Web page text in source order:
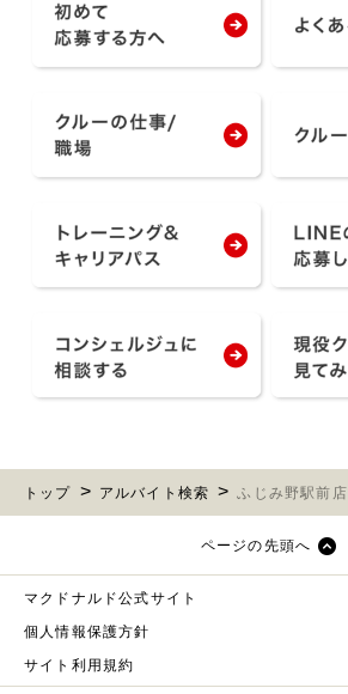
トップ アルバイト検索 ふじみ野駅前店
ページの先頭へ
マクドナルド公式サイト
個人情報保護方針
サイト利用規約